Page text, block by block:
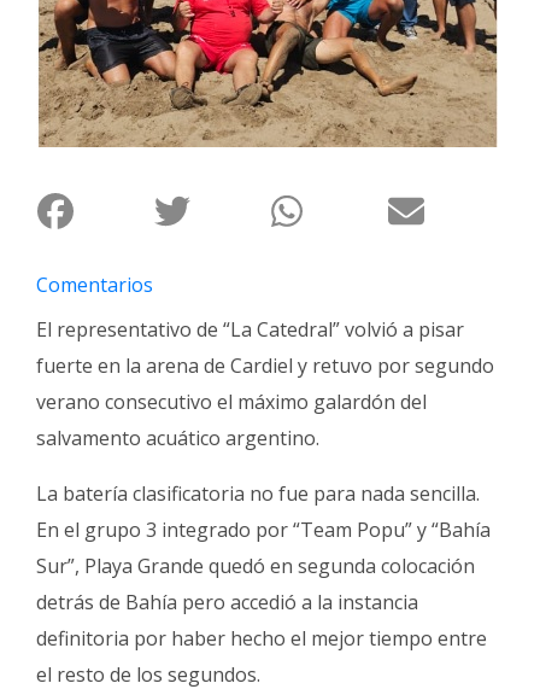
Arte
y
Espectáculos
Policiales
Cartelera
Fotos
de
Clasificados
Fúnebres
Comentarios
El representativo de “La Catedral” volvió a pisar
fuerte en la arena de Cardiel y retuvo por segundo
verano consecutivo el máximo galardón del
salvamento acuático argentino.
La batería clasificatoria no fue para nada sencilla.
En el grupo 3 integrado por “Team Popu” y “Bahía
Sur”, Playa Grande quedó en segunda colocación
detrás de Bahía pero accedió a la instancia
definitoria por haber hecho el mejor tiempo entre
el resto de los segundos.